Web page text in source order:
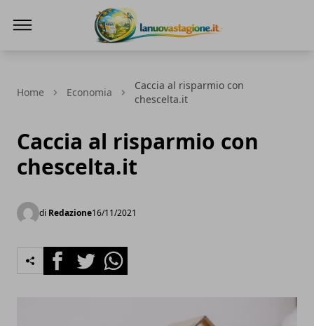
Home Economia
Caccia al risparmio con
chescelta.it
Caccia al risparmio con
chescelta.it
di Redazione16/11/2021
FacebookTwitterWhatsapp